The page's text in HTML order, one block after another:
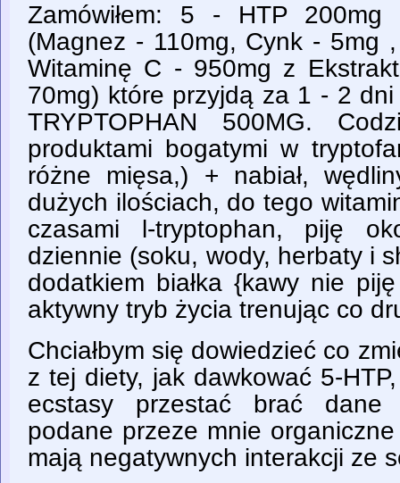
Zamówiłem: 5 - HTP 200mg
(Magnez - 110mg, Cynk - 5mg
Witaminę C - 950mg z
70mg) które przyjdą za 1 - 2
TRYPTOPHAN 500MG.
produktami bogatymi w
różne mięsa,) + nabiał,
dużych ilościach, do tego
czasami l-tryptophan, piję
dziennie (soku, wody, herbaty i
dodatkiem białka {kawy nie
aktywny tryb życia trenując co
Chciałbym się dowiedzieć co
z tej diety, jak dawkować 5-
ecstasy przestać brać
podane przeze mnie
mają negatywnych interakcji ze